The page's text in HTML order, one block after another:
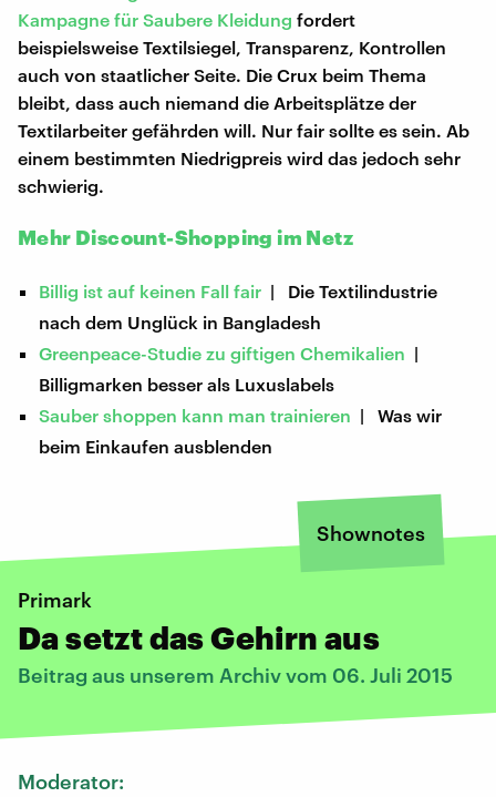
Kampagne für Saubere Kleidung fordert
beispielsweise Textilsiegel, Transparenz, Kontrollen
auch von staatlicher Seite. Die Crux beim Thema
bleibt, dass auch niemand die Arbeitsplätze der
Textilarbeiter gefährden will. Nur fair sollte es sein. Ab
einem bestimmten Niedrigpreis wird das jedoch sehr
schwierig.
Mehr Discount-Shopping im Netz
Billig ist auf keinen Fall fair | Die Textilindustrie
nach dem Unglück in Bangladesh
Greenpeace-Studie zu giftigen Chemikalien |
Billigmarken besser als Luxuslabels
Sauber shoppen kann man trainieren | Was wir
beim Einkaufen ausblenden
Shownotes
Primark
Da setzt das Gehirn aus
Beitrag aus unserem Archiv vom 06. Juli 2015
Moderator: